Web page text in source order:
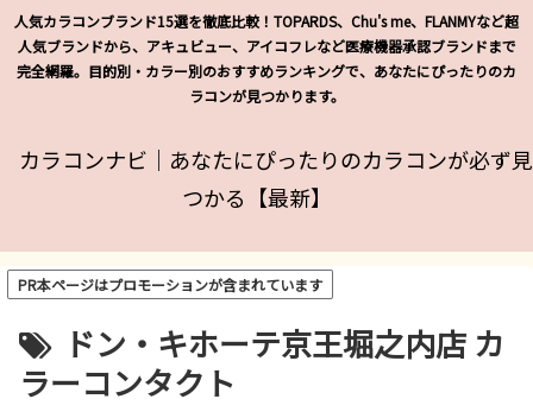
人気カラコンブランド15選を徹底比較！TOPARDS、Chu's me、FLANMYなど超
人気ブランドから、アキュビュー、アイコフレなど医療機器承認ブランドまで
完全網羅。目的別・カラー別のおすすめランキングで、あなたにぴったりのカ
ラコンが見つかります。
カラコンナビ｜あなたにぴったりのカラコンが必ず見
つかる【最新】
PR本ページはプロモーションが含まれています
ドン・キホーテ京王堀之内店 カ
ラーコンタクト